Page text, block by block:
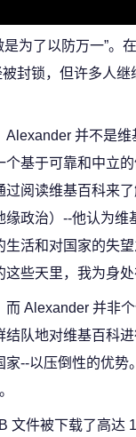
为了以防万一”
封锁，但许多人
Alexander 并不是
个基于可靠和中立
过阅读维基百科来
缘政治）--他认为
生活和对国家的失
这些天里，我为身处
而 Alexander 并非
结队地对维基百科
家--以压倒性的优势
文件被下载了高达